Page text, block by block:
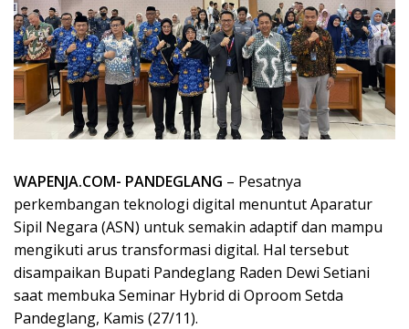
WAPENJA.COM- PANDEGLANG – Pesatnya
perkembangan teknologi digital menuntut Aparatur
Sipil Negara (ASN) untuk semakin adaptif dan mampu
mengikuti arus transformasi digital. Hal tersebut
disampaikan Bupati Pandeglang Raden Dewi Setiani
saat membuka Seminar Hybrid di Oproom Setda
Pandeglang, Kamis (27/11).